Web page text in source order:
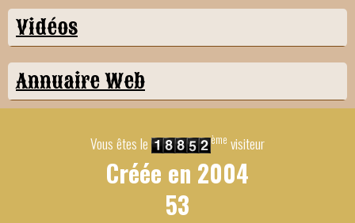
Vidéos
Annuaire Web
Vous êtes le ème visiteur
Créée en 2004
53